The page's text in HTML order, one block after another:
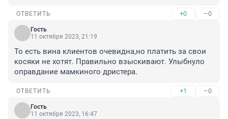
ОТВЕТИТЬ +0 –0
Гость
11 октября 2023, 21:19
То есть вина клиентов очевидна,но платить за свои
косяки не хотят. Правильно взыскивают. Улыбнуло
оправдание мамкиного дристера.
ОТВЕТИТЬ +1 –0
Гость
11 октября 2023, 16:47